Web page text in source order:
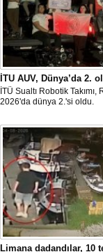
İTU AUV, Dünya’da 2.
İTÜ Sualtı Robotik Takımı,
2026'da dünya 2.'si oldu.
Limana dadandılar, 10